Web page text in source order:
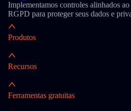
Implementamos controles alinhados
RGPD para proteger seus dados e
Produtos
Recursos
Ferramentas gratuitas